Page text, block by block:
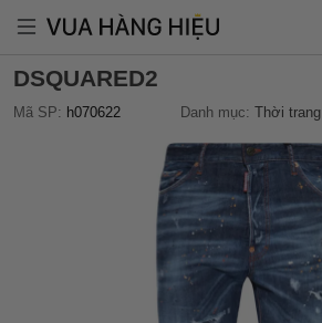
DSQUARED2
Mã SP: h070622 Danh mục: Thời trang